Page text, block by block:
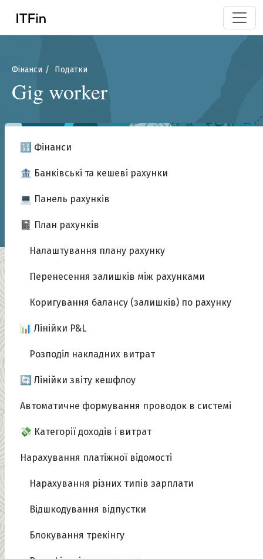
Фінанси Податки
Gig worker
🔢 Фінанси
🏦 Банківські та кешеві рахунки
💻 Панель рахунків
📓 План рахунків
Налаштування плану рахунку
Перенесення залишків між рахунками
Коригування балансу (залишків) по рахунку
📊 Лінійки P&L
Розподіл накладних витрат
🔄 Лінійки звіту кешфлоу
Автоматичне формування проводок в системі
💸 Категорії доходів і витрат
Нарахування платіжної відомості
Нарахування різних типів зарплати
Відшкодування відпустки
Блокування трекінгу